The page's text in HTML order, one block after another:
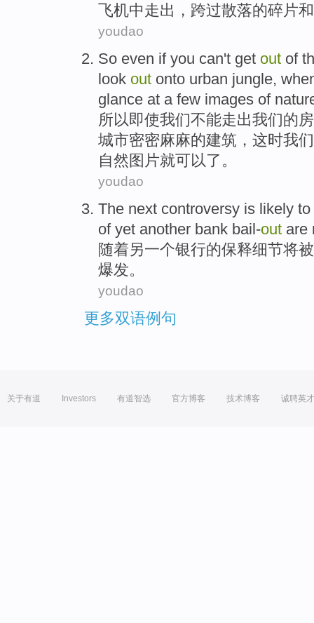
飞机中走出 ， 跨过散落的碎片
youdao
So even if you can't get out of
look out onto urban jungle,
glance at a few images of
所以即使我们不能走出我们的
城市密密麻麻的建筑， 这时我们
自然图片就可以了。
youdao
The next controversy is likely to
of yet another bank bail-out are
随着另一个银行的保释细节将
爆发。
youdao
更多双语例句
关于有道 Investors 有道智选 官方博客 技术博客 诚聘英才